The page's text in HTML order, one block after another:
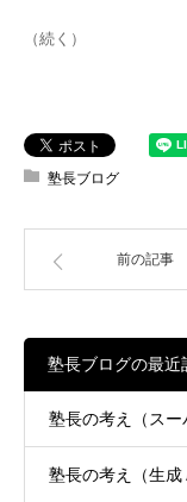
（続く）
塾長ブログ
前の記事
塾長ブログの最近
塾長の考え（スー
塾長の考え（生